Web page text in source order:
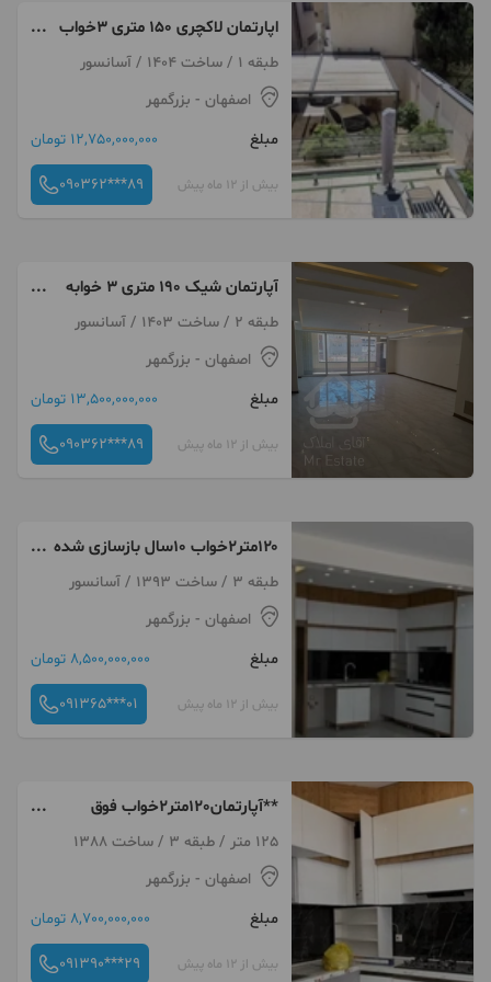
اپارتمان لاکچری ۱۵۰ متری ۳خواب
۲۲ بهمن
طبقه 1 / ساخت 1404 / آسانسور
اصفهان - بزرگمهر
مبلغ
12,750,000,000 تومان
بیش از 12 ماه پیش 090362***89
آپارتمان شیک ۱۹۰ متری ۳ خوابه
در مهرگان
طبقه 2 / ساخت 1403 / آسانسور
اصفهان - بزرگمهر
مبلغ
13,500,000,000 تومان
بیش از 12 ماه پیش 090362***89
۱۲۰متر۲خواب ۱۰سال بازسازی شده
فوق شیک خ حمزه جنوبی
طبقه 3 / ساخت 1393 / آسانسور
اصفهان - بزرگمهر
مبلغ
8,500,000,000 تومان
بیش از 12 ماه پیش 091365***01
**آپارتمان120متر2خواب فوق
شیک خیابان حمزه جنوبی**
125 متر / طبقه 3 / ساخت 1388
اصفهان - بزرگمهر
مبلغ
8,700,000,000 تومان
بیش از 12 ماه پیش 091390***29